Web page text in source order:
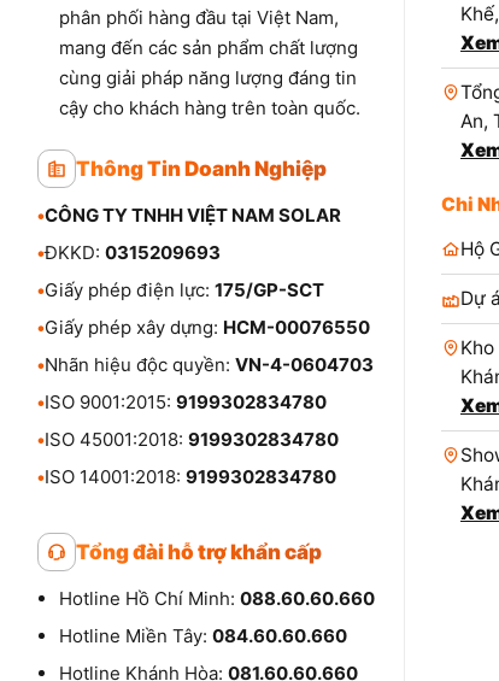
phân phối hàng đầu tại Việt Nam,
mang đến các sản phẩm chất lượng
cùng giải pháp năng lượng đáng tin
cậy cho khách hàng trên toàn quốc.
Thông Tin Doanh Nghiệp
•CÔNG TY TNHH VIỆT NAM SOLAR
•ĐKKD: 0315209693
•Giấy phép điện lực: 175/GP-SCT
•Giấy phép xây dựng: HCM-00076550
•Nhãn hiệu độc quyền: VN-4-0604703
•ISO 9001:2015: 9199302834780
•ISO 45001:2018: 9199302834780
•ISO 14001:2018: 9199302834780
Tổng đài hỗ trợ khẩn cấp
Hotline Hồ Chí Minh: 088.60.60.660
Hotline Miền Tây: 084.60.60.660
Hotline Khánh Hòa: 081.60.60.660
An,
Chi
Hộ
Dự